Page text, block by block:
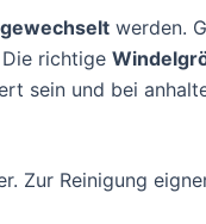
werden.
richtige
sein und bei
Zur Reinigung